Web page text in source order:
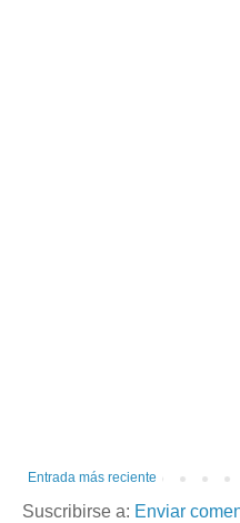
Entrada más reciente
Suscribirse a: Enviar